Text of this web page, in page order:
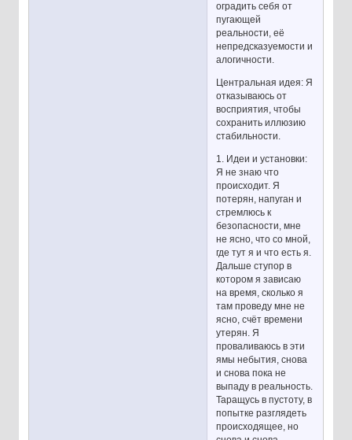
оградить себя от
пугающей
реальности, её
непредсказуемости и
алогичности.
Центральная идея: Я
отказываюсь от
восприятия, чтобы
сохранить иллюзию
стабильности.
1. Идеи и установки:
Я не знаю что
происходит. Я
потерян, напуган и
стремлюсь к
безопасности, мне
не ясно, что со мной,
где тут я и что есть я.
Дальше ступор в
котором я зависаю
на время, сколько я
там проведу мне не
ясно, счёт времени
утерян. Я
проваливаюсь в эти
ямы небытия, снова
и снова пока не
выпаду в реальность.
Таращусь в пустоту, в
попытке разглядеть
происходящее, но